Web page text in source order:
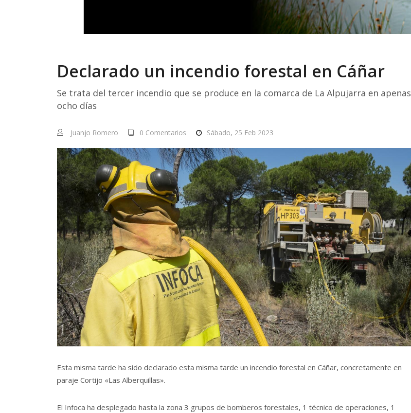
Declarado un incendio forestal en Cáñar
Se trata del tercer incendio que se produce en la comarca de La Alpujarra en apenas
ocho días
Juanjo Romero 0 Comentarios Sábado, 25 Feb 2023
Esta misma tarde ha sido declarado esta misma tarde un incendio forestal en Cáñar, concretamente en
paraje Cortijo «Las Alberquillas».
El Infoca ha desplegado hasta la zona 3 grupos de bomberos forestales, 1 técnico de operaciones, 1